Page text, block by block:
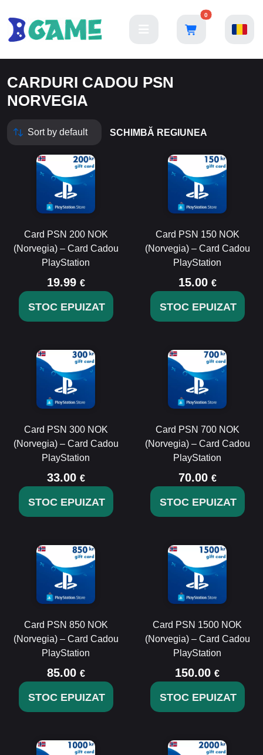
0
CARDURI CADOU PSN
NORVEGIA
SCHIMBĂ REGIUNEA
Card PSN 200 NOK
(Norvegia) – Card Cadou
PlayStation
19.99 €
STOC EPUIZAT
Card PSN 150 NOK
(Norvegia) – Card Cadou
PlayStation
15.00 €
STOC EPUIZAT
Card PSN 300 NOK
(Norvegia) – Card Cadou
PlayStation
33.00 €
STOC EPUIZAT
Card PSN 700 NOK
(Norvegia) – Card Cadou
PlayStation
70.00 €
STOC EPUIZAT
Card PSN 850 NOK
(Norvegia) – Card Cadou
PlayStation
85.00 €
STOC EPUIZAT
Card PSN 1500 NOK
(Norvegia) – Card Cadou
PlayStation
150.00 €
STOC EPUIZAT